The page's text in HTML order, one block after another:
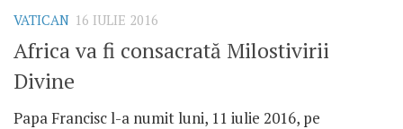
VATICAN 16 IULIE 2016
Africa va fi consacrată Milostivirii
Divine
Papa Francisc l-a numit luni, 11 iulie 2016, pe